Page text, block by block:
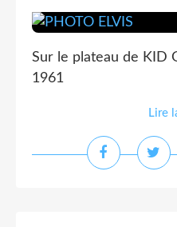
Sur le plateau de KID
1961
Lire